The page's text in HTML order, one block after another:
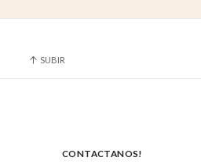
SUBIR
CONTACTANOS!